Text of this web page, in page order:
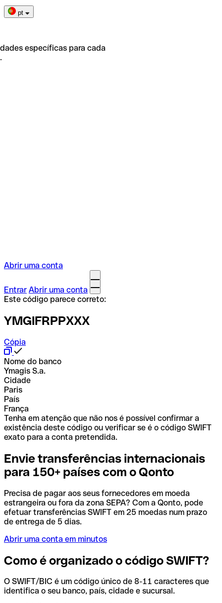
pt
específicas para cada
Abrir uma conta
Entrar Abrir uma conta
Este código parece correto:
YMGIFRPPXXX
Cópia
Nome do banco
Ymagis S.a.
Cidade
Paris
País
França
Tenha em atenção que não nos é possível confirmar a
existência deste código ou verificar se é o código SWIFT
exato para a conta pretendida.
Envie transferências internacionais
para 150+ países com o Qonto
Precisa de pagar aos seus fornecedores em moeda
estrangeira ou fora da zona SEPA? Com a Qonto, pode
efetuar transferências SWIFT em 25 moedas num prazo
de entrega de 5 dias.
Abrir uma conta em minutos
Como é organizado o código SWIFT?
O SWIFT/BIC é um código único de 8-11 caracteres que
identifica o seu banco, país, cidade e sucursal.